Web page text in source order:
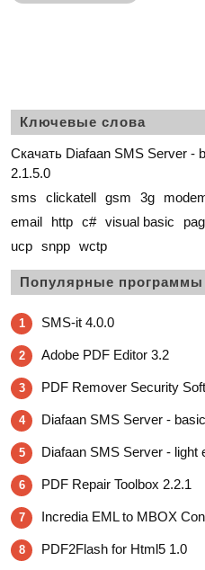
Ключевые слова
Скачать Diafaan SMS Server -
2.1.5.0
sms
clickatell gsm 3g
email
http c# visual basic
ucp snpp wctp
Популярные программы
1 SMS-it 4.0.0
2 Adobe PDF Editor 3.2
3 PDF Remover Security
4 Diafaan SMS Server -
5 Diafaan SMS Server - light
6 PDF Repair Toolbox 2.2.1
7 Incredia EML to MBOX
8 PDF2Flash for Html5 1.0